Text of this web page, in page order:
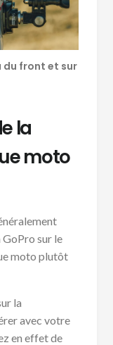
du front et sur
la
moto
sur le
moto plutôt
la
avec votre
en effet de